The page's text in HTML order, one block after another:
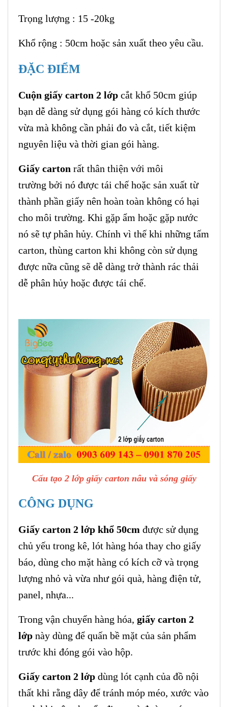
Trọng lượng : 15 -20kg
Khổ rộng : 50cm hoặc sản xuất theo yêu cầu.
ĐẶC ĐIỂM
Cuộn giấy carton 2 lớp cắt khổ 50cm giúp
bạn dễ dàng sử dụng gói hàng có kích thước
vừa mà không cần phải đo và cắt, tiết kiệm
nguyên liệu và thời gian gói hàng.
Giấy carton rất thân thiện với môi
trường bởi nó được tái chế hoặc sản xuất từ
thành phần giấy nên hoàn toàn không có hại
cho môi trường. Khi gặp ẩm hoặc gặp nước
nó sẽ tự phân hủy. Chính vì thế khi những tấm
carton, thùng carton khi không còn sử dụng
được nữa cũng sẽ dễ dàng trở thành rác thải
dễ phân hủy hoặc được tái chế.
Cấu tạo 2 lớp giấy carton nâu và sóng giấy
CÔNG DỤNG
Giấy carton 2 lớp khổ 50cm được sử dụng
chủ yếu trong kê, lót hàng hóa thay cho giấy
báo, dùng cho mặt hàng có kích cỡ và trọng
lượng nhỏ và vừa như gói quà, hàng điện tử,
panel, nhựa...
Trong vận chuyển hàng hóa, giấy carton 2
lớp này dùng để quấn bề mặt của sản phẩm
trước khi đóng gói vào hộp.
Giấy carton 2 lớp dùng lót cạnh của đồ nội
thất khi rằng dây để tránh móp méo, xước vào